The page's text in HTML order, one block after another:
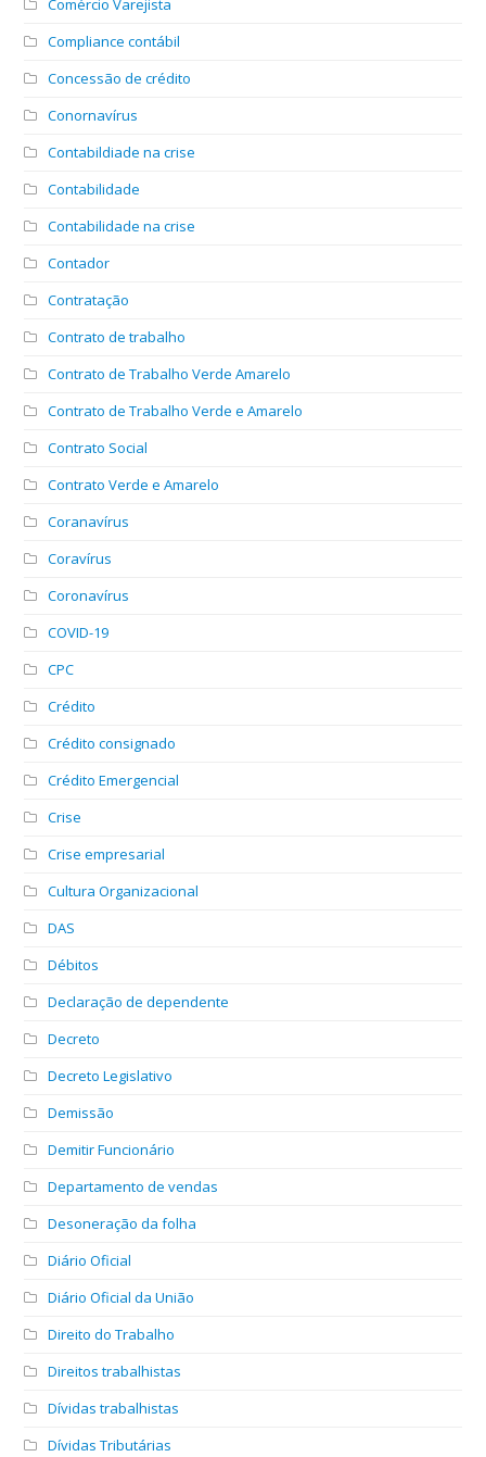
Comércio Varejista
Compliance contábil
Concessão de crédito
Conornavírus
Contabildiade na crise
Contabilidade
Contabilidade na crise
Contador
Contratação
Contrato de trabalho
Contrato de Trabalho Verde Amarelo
Contrato de Trabalho Verde e Amarelo
Contrato Social
Contrato Verde e Amarelo
Coranavírus
Coravírus
Coronavírus
COVID-19
CPC
Crédito
Crédito consignado
Crédito Emergencial
Crise
Crise empresarial
Cultura Organizacional
DAS
Débitos
Declaração de dependente
Decreto
Decreto Legislativo
Demissão
Demitir Funcionário
Departamento de vendas
Desoneração da folha
Diário Oficial
Diário Oficial da União
Direito do Trabalho
Direitos trabalhistas
Dívidas trabalhistas
Dívidas Tributárias